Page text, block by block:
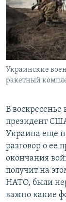
Украинские
ракетный
В
президент
Украина еще
разговор о ее
окончания
получит на
НАТО, были
важно какие